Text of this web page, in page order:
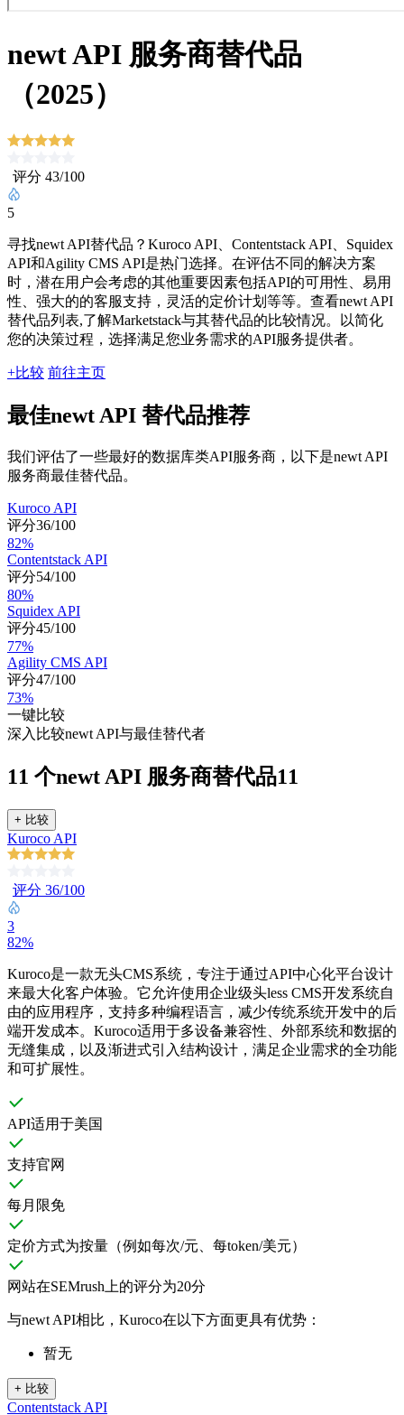
newt API 服务商替代品
（2025）
评分 43/100
5
寻找newt API替代品？Kuroco API、Contentstack API、Squidex
API和Agility CMS API是热门选择。在评估不同的解决方案
时，潜在用户会考虑的其他重要因素包括API的可用性、易用
性、强大的的客服支持，灵活的定价计划等等。查看newt API
替代品列表,了解Marketstack与其替代品的比较情况。以简化
您的决策过程，选择满足您业务需求的API服务提供者。
+比较 前往主页
最佳newt API 替代品推荐
我们评估了一些最好的数据库类API服务商，以下是newt API
服务商最佳替代品。
Kuroco API
评分36/100
82%
Contentstack API
评分54/100
80%
Squidex API
评分45/100
77%
Agility CMS API
评分47/100
73%
一键比较
深入比较newt API与最佳替代者
11 个newt API 服务商替代品11
+ 比较
Kuroco API
评分 36/100
3
82%
Kuroco是一款无头CMS系统，专注于通过API中心化平台设计
来最大化客户体验。它允许使用企业级头less CMS开发系统自
由的应用程序，支持多种编程语言，减少传统系统开发中的后
端开发成本。Kuroco适用于多设备兼容性、外部系统和数据的
无缝集成，以及渐进式引入结构设计，满足企业需求的全功能
和可扩展性。
API适用于美国
支持官网
每月限免
定价方式为按量（例如每次/元、每token/美元）
网站在SEMrush上的评分为20分
与newt API相比，Kuroco在以下方面更具有优势：
暂无
+ 比较
Contentstack API